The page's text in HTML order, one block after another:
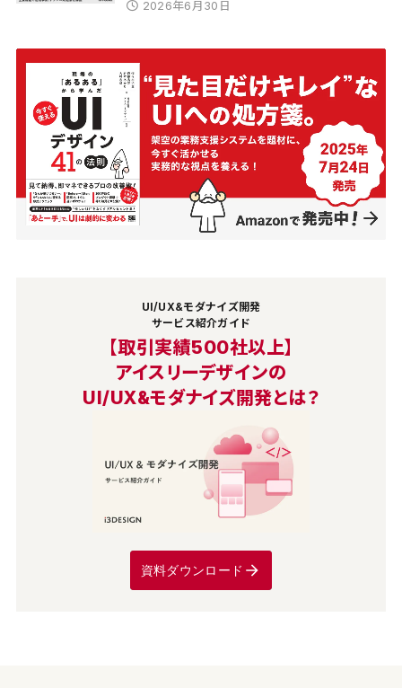
2026年6月30日
UI/UX&モダナイズ開発
サービス紹介ガイド
【取引実績500社以上】
アイスリーデザインの
UI/UX&モダナイズ開発とは？
資料ダウンロード